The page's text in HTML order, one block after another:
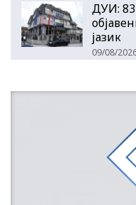
ДУИ:
јазик
09/08/